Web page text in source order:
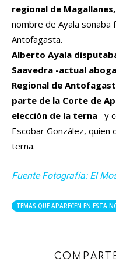
regional de
nombre de Ayala sonaba
Antofagasta.
Alberto Ayala
Saavedra -actual
Regional de
parte de la Corte de
elección de la terna– y
Escobar González,
terna.
Fuente Fotografía: El
TEMAS QUE APARECEN EN ESTA